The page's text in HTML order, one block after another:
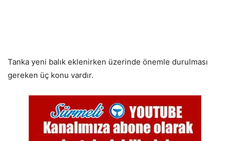
Tanka yeni balık eklenirken üzerinde önemle durulması
gereken üç konu vardır.